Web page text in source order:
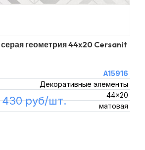
геометрия 44x20 Cersanit
A15916
Декоративные элементы
44x20
матовая
430 руб/шт.